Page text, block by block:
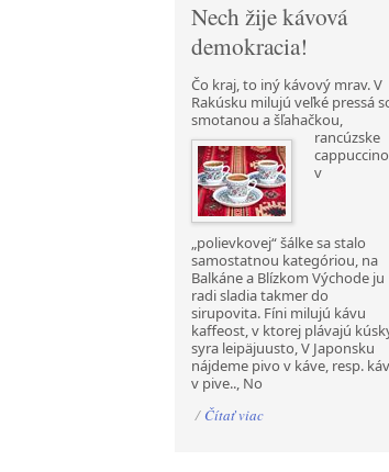
Nech žije kávová
demokracia!
Čo kraj, to iný kávový mrav. V
Rakúsku milujú veľké pressá
smotanou a šľahačkou,
rancúzske
cappuccino
v
„polievkovej“ šálke sa stalo
samostatnou kategóriou, na
Balkáne a Blízkom Východe ju
radi sladia takmer do
sirupovita. Fíni milujú kávu
kaffeost, v ktorej plávajú
syra leipäjuusto, V Japonsku
nájdeme pivo v káve, resp.
v pive.., No
/ Čítať viac